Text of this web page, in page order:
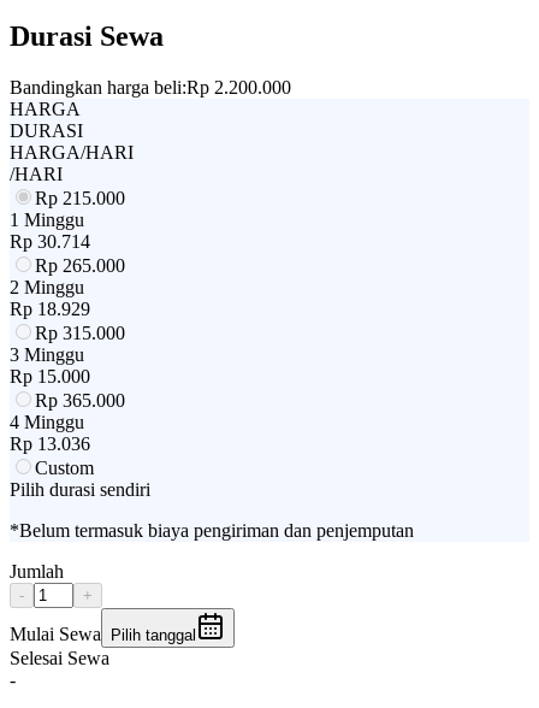
Durasi Sewa
Bandingkan harga beli:Rp 2.200.000
HARGA
DURASI
HARGA/HARI
/HARI
Rp 215.000
1 Minggu
Rp 30.714
Rp 265.000
2 Minggu
Rp 18.929
Rp 315.000
3 Minggu
Rp 15.000
Rp 365.000
4 Minggu
Rp 13.036
Custom
Pilih durasi sendiri
*Belum termasuk biaya pengiriman dan penjemputan
Jumlah
- +
Mulai Sewa Pilih tanggal
Selesai Sewa
-